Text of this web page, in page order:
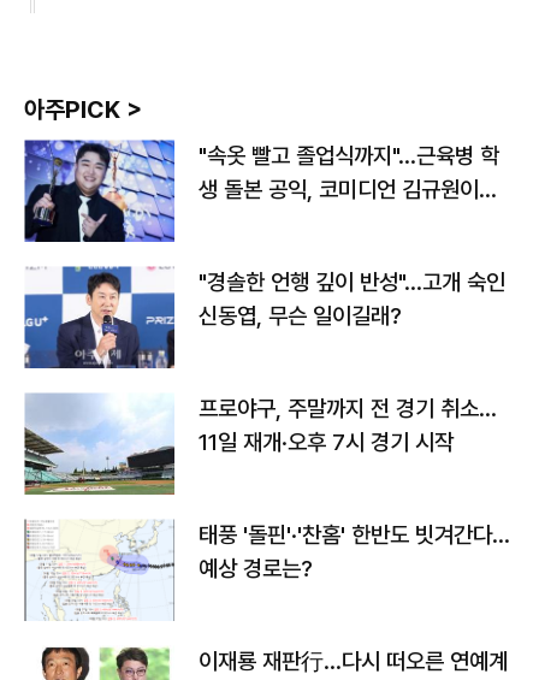
아주PICK >
"속옷 빨고 졸업식까지"…근육병 학
생 돌본 공익, 코미디언 김규원이었
"경솔한 언행 깊이 반성"…고개 숙인
신동엽, 무슨 일이길래?
프로야구, 주말까지 전 경기 취소…
11일 재개·오후 7시 경기 시작
태풍 '돌핀'·'찬홈' 한반도 빗겨간다…
예상 경로는?
이재룡 재판行…다시 떠오른 연예계